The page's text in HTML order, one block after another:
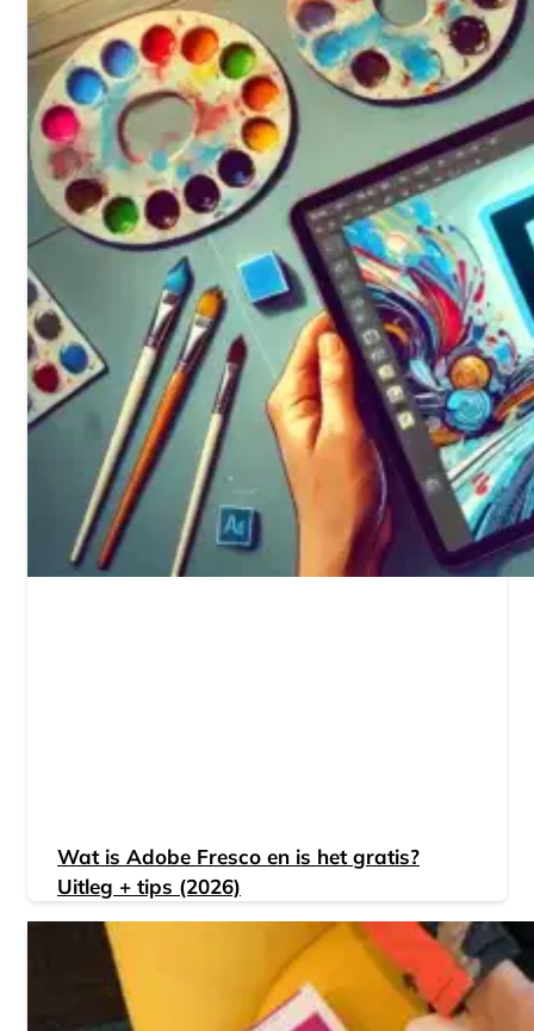
Wat is Adobe Fresco en is het gratis?
Uitleg + tips (2026)